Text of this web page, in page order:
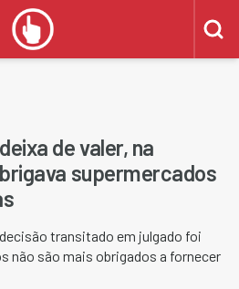
de valer, na
supermercados
transitado em julgado foi
não são mais obrigados a fornecer